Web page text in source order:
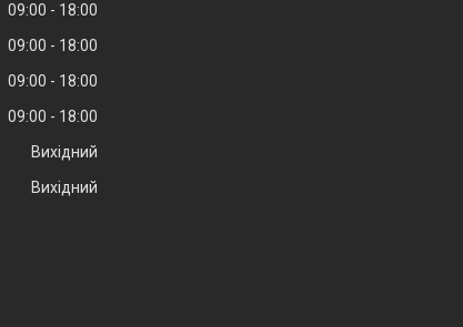
09:00
18:00
09:00
18:00
09:00
18:00
09:00
18:00
Вихідний
Вихідний